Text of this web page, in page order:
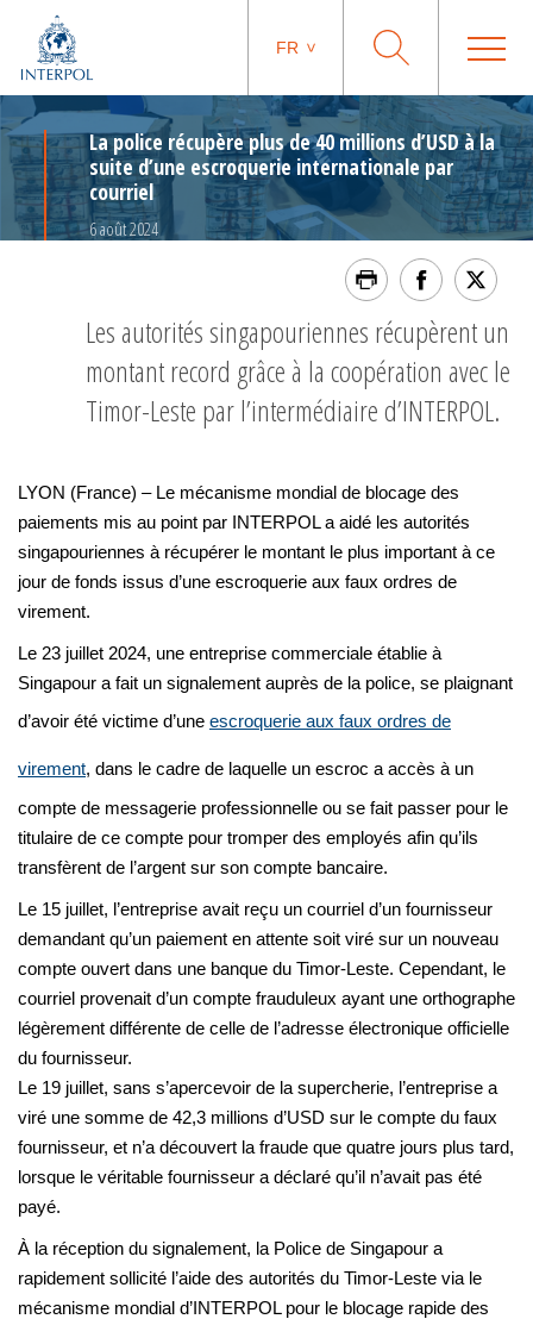
FR
La police récupère plus de 40 millions d’USD à la
suite d’une escroquerie internationale par
courriel
6 août 2024
Les autorités singapouriennes récupèrent un
montant record grâce à la coopération avec le
Timor-Leste par l’intermédiaire d’INTERPOL.
LYON (France) – Le mécanisme mondial de blocage des
paiements mis au point par INTERPOL a aidé les autorités
singapouriennes à récupérer le montant le plus important à ce
jour de fonds issus d’une escroquerie aux faux ordres de
virement.
Le 23 juillet 2024, une entreprise commerciale établie à
Singapour a fait un signalement auprès de la police, se plaignant
d’avoir été victime d’une escroquerie aux faux ordres de
virement, dans le cadre de laquelle un escroc a accès à un
compte de messagerie professionnelle ou se fait passer pour le
titulaire de ce compte pour tromper des employés afin qu’ils
transfèrent de l’argent sur son compte bancaire.
Le 15 juillet, l’entreprise avait reçu un courriel d’un fournisseur
demandant qu’un paiement en attente soit viré sur un nouveau
compte ouvert dans une banque du Timor-Leste. Cependant, le
courriel provenait d’un compte frauduleux ayant une orthographe
légèrement différente de celle de l’adresse électronique officielle
du fournisseur.
Le 19 juillet, sans s’apercevoir de la supercherie, l’entreprise a
viré une somme de 42,3 millions d’USD sur le compte du faux
fournisseur, et n’a découvert la fraude que quatre jours plus tard,
lorsque le véritable fournisseur a déclaré qu’il n’avait pas été
payé.
À la réception du signalement, la Police de Singapour a
rapidement sollicité l’aide des autorités du Timor-Leste via le
mécanisme mondial d’INTERPOL pour le blocage rapide des